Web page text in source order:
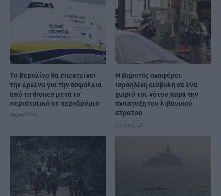
Το Βερολίνο θα επεκτείνει
την έρευνα για την ασφάλεια
από τα drones μετά το
περιστατικό σε αεροδρόμιο
09/08/2026
Η Βηρυτός αναφέρει
ισραηλινή εισβολή σε ένα
χωριό του νότου παρά την
ανάπτυξη του λιβανικού
στρατού
08/08/2026